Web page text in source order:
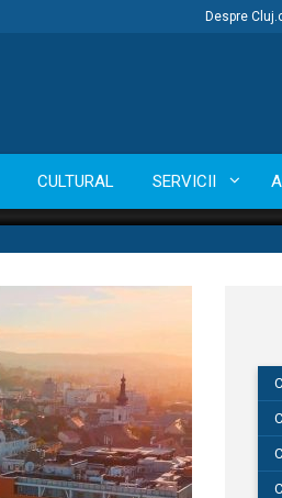
Despre
CULTURAL SERVICII